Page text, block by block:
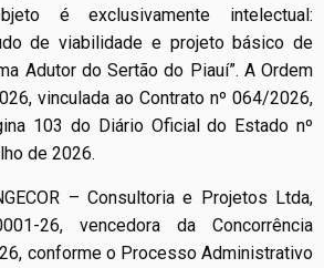
é exclusivamente intelectual:
de viabilidade e projeto básico de
Adutor do Sertão do Piauí”. A Ordem
vinculada ao Contrato nº 064/2026,
103 do Diário Oficial do Estado nº
de 2026.
– Consultoria e Projetos Ltda,
26, vencedora da Concorrência
conforme o Processo Administrativo